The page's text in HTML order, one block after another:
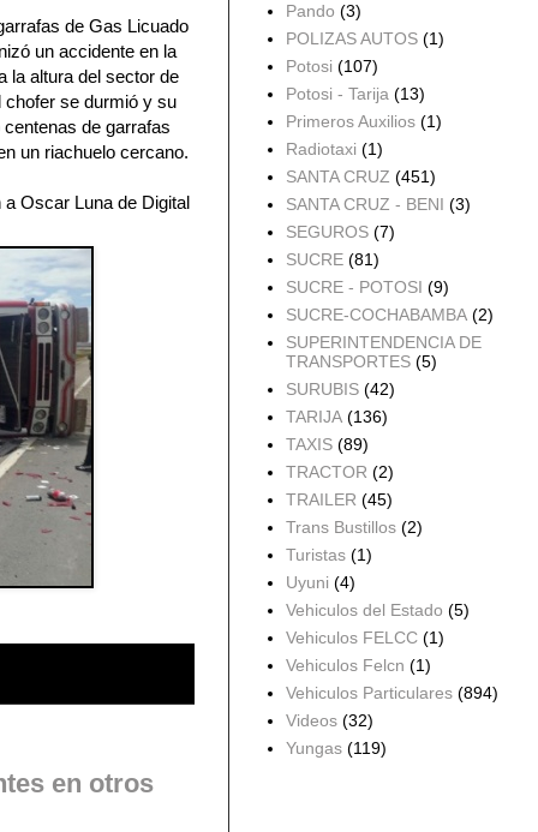
de Gas Licuado
un accidente en la
la altura del sector de
chofer se durmió y su
de garrafas
un riachuelo cercano.
Oscar Luna de Digital
en otros
Pando (3)
POLIZAS AUTOS (1)
Potosi (107)
Potosi - Tarija (13)
Primeros Auxilios (1)
Radiotaxi (1)
SANTA CRUZ (451)
SANTA CRUZ - BENI (3)
SEGUROS (7)
SUCRE (81)
SUCRE - POTOSI (9)
SUCRE-COCHABAMBA (2)
SUPERINTENDENCIA DE
TRANSPORTES (5)
SURUBIS (42)
TARIJA (136)
TAXIS (89)
TRACTOR (2)
TRAILER (45)
Trans Bustillos (2)
Turistas (1)
Uyuni (4)
Vehiculos del Estado (5)
Vehiculos FELCC (1)
Vehiculos Felcn (1)
Vehiculos Particulares (894)
Videos (32)
Yungas (119)